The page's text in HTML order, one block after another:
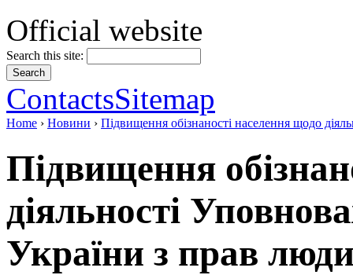
Official website
Search this site:
ContactsSitemap
Home › Новини › Підвищення обізнаності населення щодо
Підвищення
діяльності
України з прав